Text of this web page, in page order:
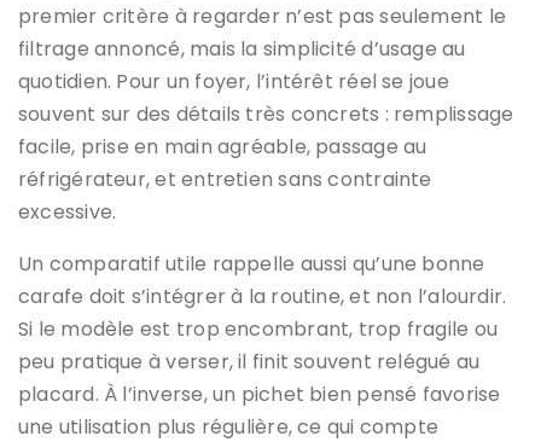
premier critère à regarder n’est pas seulement le
filtrage annoncé, mais la simplicité d’usage au
quotidien. Pour un foyer, l’intérêt réel se joue
souvent sur des détails très concrets : remplissage
facile, prise en main agréable, passage au
réfrigérateur, et entretien sans contrainte
excessive.
Un comparatif utile rappelle aussi qu’une bonne
carafe doit s’intégrer à la routine, et non l’alourdir.
Si le modèle est trop encombrant, trop fragile ou
peu pratique à verser, il finit souvent relégué au
placard. À l’inverse, un pichet bien pensé favorise
une utilisation plus régulière, ce qui compte